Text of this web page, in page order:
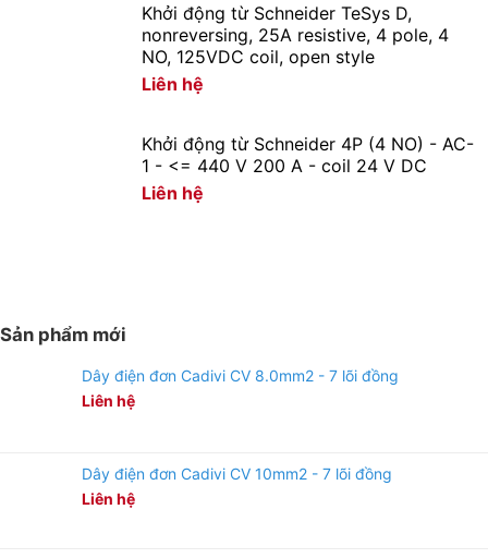
Khởi động từ Schneider TeSys D,
nonreversing, 25A resistive, 4 pole, 4
NO, 125VDC coil, open style
Liên hệ
Khởi động từ Schneider 4P (4 NO) - AC-
1 - <= 440 V 200 A - coil 24 V DC
Liên hệ
Sản phẩm mới
Dây điện đơn Cadivi CV 8.0mm2 - 7 lõi đồng
Liên hệ
Dây điện đơn Cadivi CV 10mm2 - 7 lõi đồng
Liên hệ